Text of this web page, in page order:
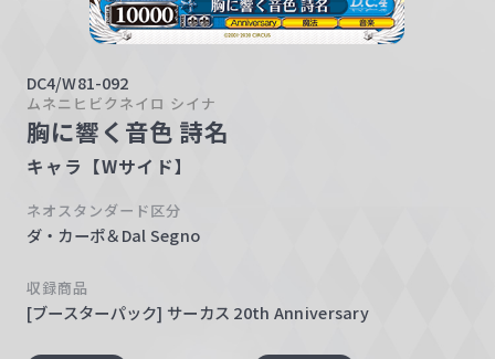
DC4/W81-092
ムネニヒビクネイロ シイナ
胸に響く音色 詩名
キャラ【Wサイド】
ネオスタンダード区分
ダ・カーポ＆Dal Segno
収録商品
[ブースターパック] サーカス 20th Anniversary